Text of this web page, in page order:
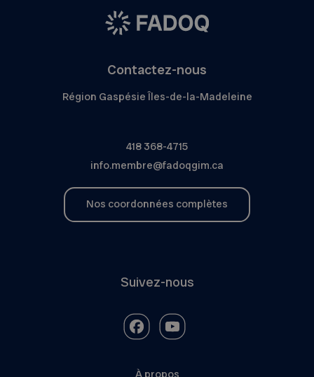
Contactez-nous
Région Gaspésie Îles-de-la-Madeleine
418 368-4715
info.membre@fadoqgim.ca
Nos coordonnées complètes
Suivez-nous